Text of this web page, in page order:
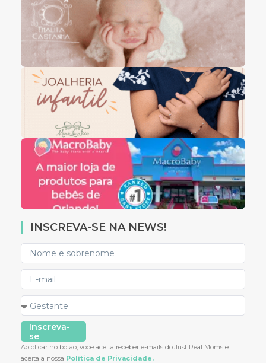
INSCREVA-SE NA NEWS!
Inscreva-
se
Ao clicar no botão, você aceita receber e-mails do Just Real Moms e
aceita a nossa Política de Privacidade.